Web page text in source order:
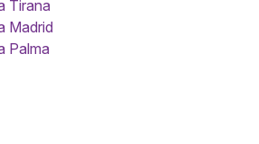
Tirana
Madrid
Palma